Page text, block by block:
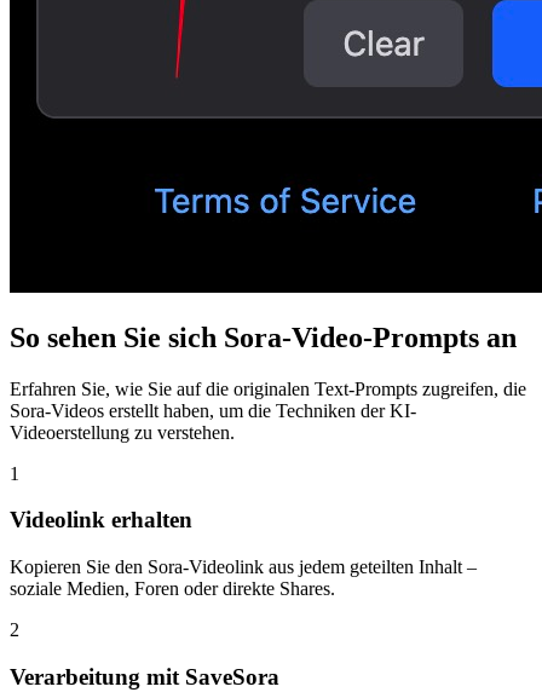
So sehen Sie sich Sora-Video-Prompts an
Erfahren Sie, wie Sie auf die originalen Text-Prompts zugreifen, die
Sora-Videos erstellt haben, um die Techniken der KI-
Videoerstellung zu verstehen.
1
Videolink erhalten
Kopieren Sie den Sora-Videolink aus jedem geteilten Inhalt –
soziale Medien, Foren oder direkte Shares.
2
Verarbeitung mit SaveSora